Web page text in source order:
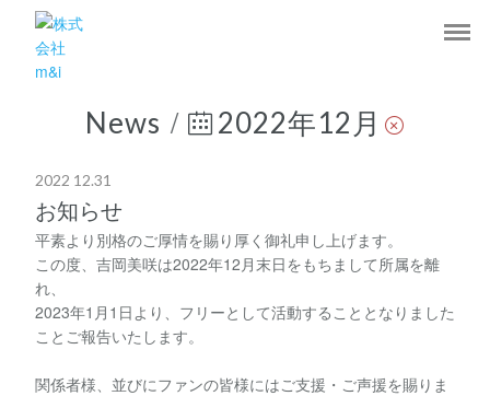
News / 2022年12月
2022 12.31
お知らせ
平素より別格のご厚情を賜り厚く御礼申し上げます。
この度、吉岡美咲は2022年12月末日をもちまして所属を離
れ、
2023年1月1日より、フリーとして活動することとなりました
ことご報告いたします。
関係者様、並びにファンの皆様にはご支援・ご声援を賜りま